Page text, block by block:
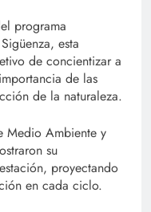
programa
esta
de concientizar a
de las
de la naturaleza.
Medio Ambiente y
su
proyectando
en cada ciclo.